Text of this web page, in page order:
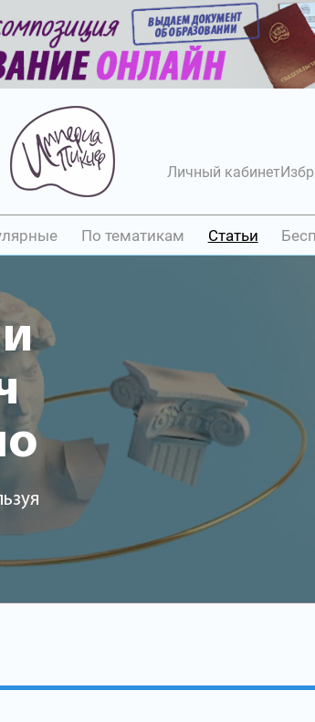
Личный кабинет
По тематикам Статьи